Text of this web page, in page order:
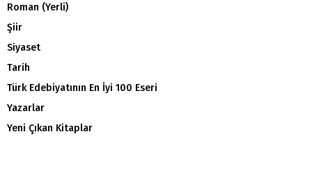
Roman (Yerli)
Şiir
Siyaset
Tarih
Türk Edebiyatının En İyi 100 Eseri
Yazarlar
Yeni Çıkan Kitaplar